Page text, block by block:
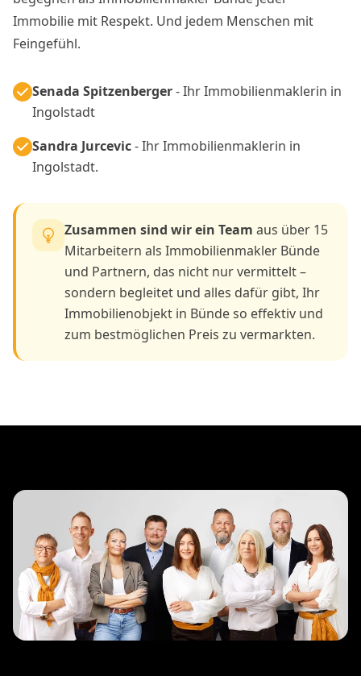
Immobilie mit Respekt. Und jedem Menschen mit
Feingefühl.
Senada Spitzenberger- Ihr Immobilienmaklerin in
Ingolstadt
Sandra Jurcevic- Ihr Immobilienmaklerin in
Ingolstadt.
Zusammen sind wir ein Team aus über 15
Mitarbeitern als Immobilienmakler Bünde
und Partnern, das nicht nur vermittelt –
sondern begleitet und alles dafür gibt, Ihr
Immobilienobjekt in Bünde so effektiv und
zum bestmöglichen Preis zu vermarkten.